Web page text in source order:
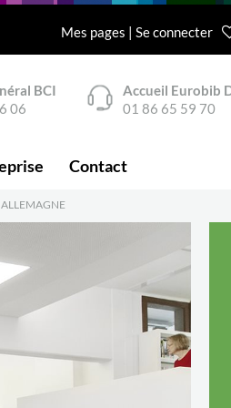
Mes pages | Se connecter
BCI
06
Accueil Eurobib
01 86 65 59 70
Contact